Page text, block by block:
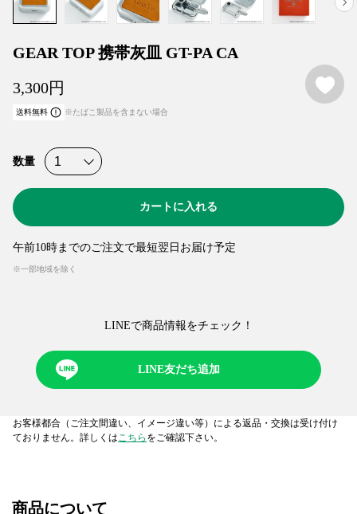
GEAR TOP 携帯灰皿 GT-PA CA
3,300円
送料無料 ※たばこ製品を含まない場合
午前10時までのご注文で最短翌日お届け予定
※一部地域を除く
数量
カートに入れる
LINEで商品情報をチェック！​
LINE友だち追加
お客様都合（ご注文間違い、イメージ違い等）による返品・交換は受け付け
ておりません。詳しくはこちら をご確認下さい。
商品について